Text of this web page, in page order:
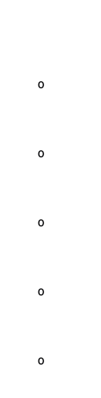
0
0
0
0
0